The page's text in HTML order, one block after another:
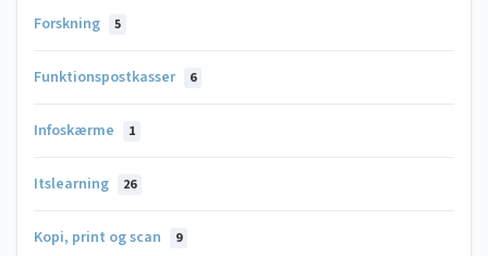
Forskning 5
Funktionspostkasser 6
Infoskærme 1
Itslearning 26
Kopi, print og scan 9